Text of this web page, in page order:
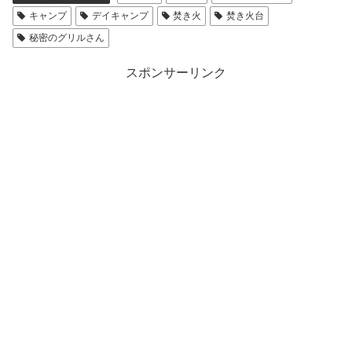
キャンプ
デイキャンプ 焚き火
焚き火台
秘密のグリルさん
スポンサーリンク